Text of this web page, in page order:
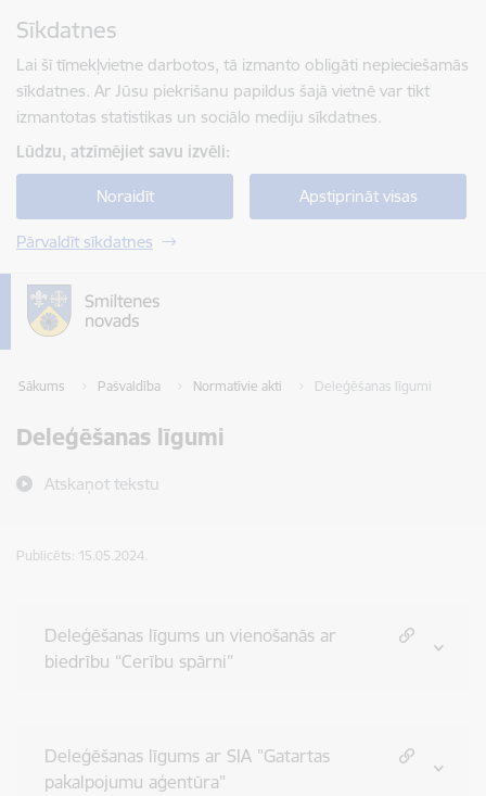
Sīkdatnes
Lai šī tīmekļvietne darbotos, tā izmanto obligāti nepieciešamās
sīkdatnes. Ar Jūsu piekrišanu papildus šajā vietnē var tikt
izmantotas statistikas un sociālo mediju sīkdatnes.
Lūdzu, atzīmējiet savu izvēli:
Noraidīt Apstiprināt visas
Pārvaldīt sīkdatnes
Sākums Pašvaldība Normatīvie akti Deleģēšanas līgumi
Deleģēšanas līgumi
Atskaņot tekstu
Publicēts: 15.05.2024.
Deleģēšanas līgums un vienošanās ar
biedrību “Cerību spārni”
Deleģēšanas līgums ar SIA "Gatartas
pakalpojumu aģentūra"